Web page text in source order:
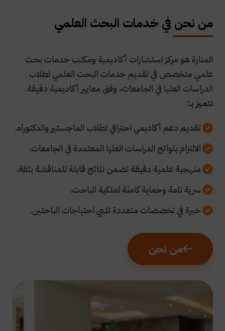
من نحن في خدمات البحث العلمي
المنارة هو مركز استشارات أكاديمية ومكتب خدمات بحث
علمي متخصص في تقديم خدمات البحث العلمي لطلاب
الدراسات العليا في الجامعات، وفق معايير أكاديمية دقيقة.
نتميز بـ:
تقديم دعم أكاديمي احترافي لطلاب الماجستير والدكتوراه.
الالتزام بلوائح الدراسات العليا المعتمدة في الجامعات.
منهجية علمية دقيقة تضمن نتائج قابلة للمناقشة بثقة.
سرية تامة وحماية كاملة لملكية الباحث.
خبرة في تخصصات متعددة تلبي احتياجات الباحثين.
من نحن